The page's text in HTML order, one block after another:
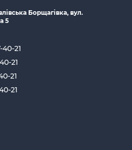
Борщагівка, вул.
5
21
21
21
21